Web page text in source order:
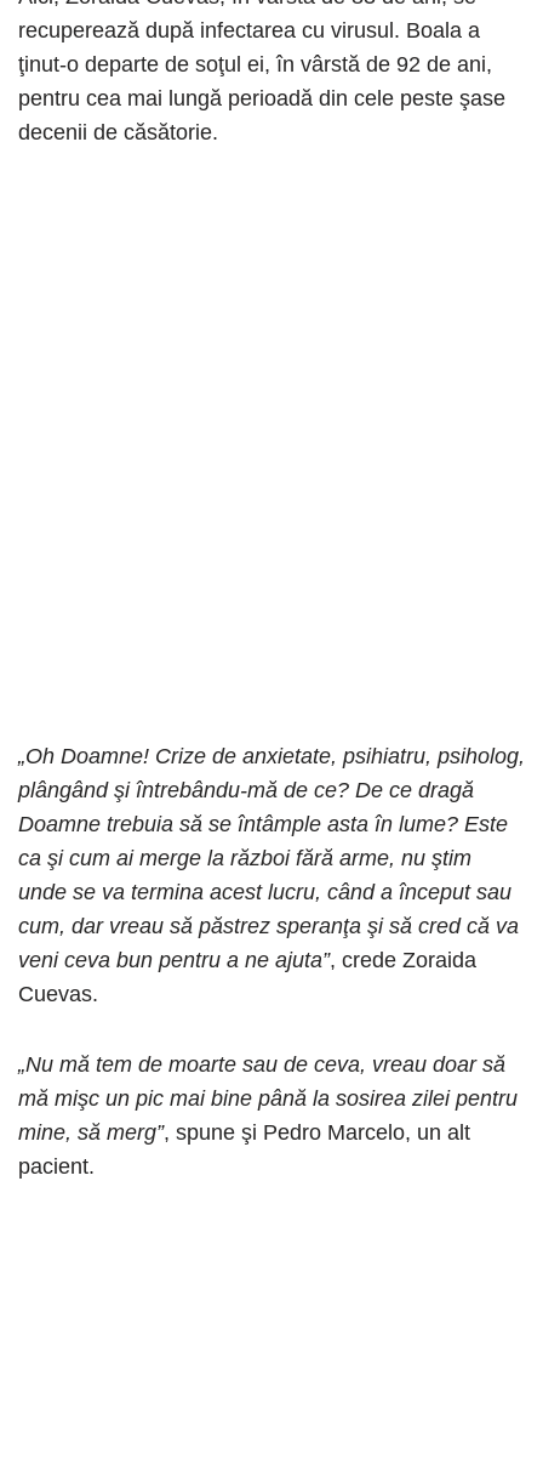
recuperează după infectarea cu virusul. Boala a
ţinut-o departe de soţul ei, în vârstă de 92 de ani,
pentru cea mai lungă perioadă din cele peste şase
decenii de căsătorie.
„Oh Doamne! Crize de anxietate, psihiatru, psiholog,
plângând şi întrebându-mă de ce? De ce dragă
Doamne trebuia să se întâmple asta în lume? Este
ca şi cum ai merge la război fără arme, nu ştim
unde se va termina acest lucru, când a început sau
cum, dar vreau să păstrez speranţa şi să cred că va
veni ceva bun pentru a ne ajuta”, crede Zoraida
Cuevas.
„Nu mă tem de moarte sau de ceva, vreau doar să
mă mişc un pic mai bine până la sosirea zilei pentru
mine, să merg”, spune şi Pedro Marcelo, un alt
pacient.